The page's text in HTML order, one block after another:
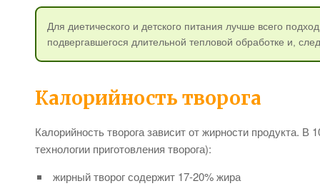
Для диетического и детского питания лучше всего
подвергавшегося длительной тепловой обработке и,
Калорийность творога
Калорийность творога зависит от жирности продукта. В
технологии приготовления творога):
жирный творог содержит 17-20% жира